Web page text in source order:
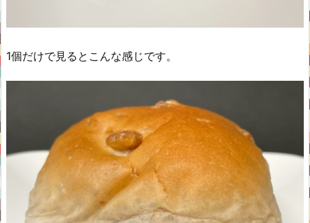
1個だけで見るとこんな感じです。